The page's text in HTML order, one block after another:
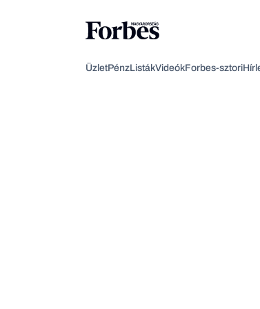
ÜzletPénzListákVideókForbes-sztori